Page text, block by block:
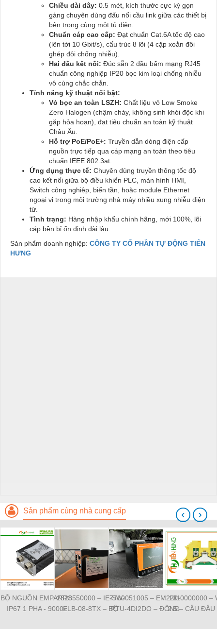
Chiều dài dây: 0.5 mét, kích thước cực kỳ gọn
gàng chuyên dùng đấu nối cầu link giữa các thiết bị
bên trong cùng một tủ điện.
Chuẩn cáp cao cấp: Đạt chuẩn Cat.6A tốc độ cao
(lên tới 10 Gbit/s), cấu trúc 8 lõi (4 cặp xoắn đôi
ghép đôi chống nhiễu).
Hai đầu kết nối: Đúc sẵn 2 đầu bấm mạng RJ45
chuẩn công nghiệp IP20 bọc kim loại chống nhiễu
vô cùng chắc chắn.
Tính năng kỹ thuật nổi bật:
Vỏ bọc an toàn LSZH: Chất liệu vỏ Low Smoke
Zero Halogen (chậm cháy, không sinh khói độc khi
gặp hỏa hoạn), đạt tiêu chuẩn an toàn kỹ thuật
Châu Âu.
Hỗ trợ PoE/PoE+: Truyền dẫn dòng điện cấp
nguồn trực tiếp qua cáp mạng an toàn theo tiêu
chuẩn IEEE 802.3at.
Ứng dụng thực tế: Chuyên dùng truyền thông tốc độ
cao kết nối giữa bộ điều khiển PLC, màn hình HMI,
Switch công nghiệp, biến tần, hoặc module Ethernet
ngoại vi trong môi trường nhà máy nhiều xung nhiễu điện
từ.
Tình trạng: Hàng nhập khẩu chính hãng, mới 100%, lõi
cáp bền bỉ ổn định dài lâu.
Sản phẩm doanh nghiệp: CÔNG TY CỔ PHẦN TỰ ĐỘNG TIẾN
HƯNG
Sản phẩm cùng nhà cung cấp
BỘ NGUỒN EMPARRO
IP67 1 PHA - 9000-
2828550000 – IE-SW-
ELB-08-8TX – BỘ
7760051005 – EM220-
RTU-4DI2DO – ĐỒNG
1010000000 –
2.5 – CẦU ĐẤU
‹ ›